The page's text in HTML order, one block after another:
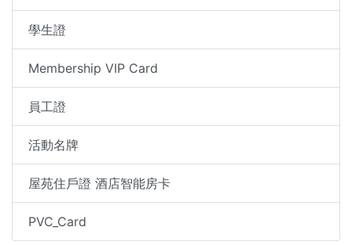
學生證
Membership VIP Card
員工證
活動名牌
屋苑住戶證 酒店智能房卡
PVC_Card